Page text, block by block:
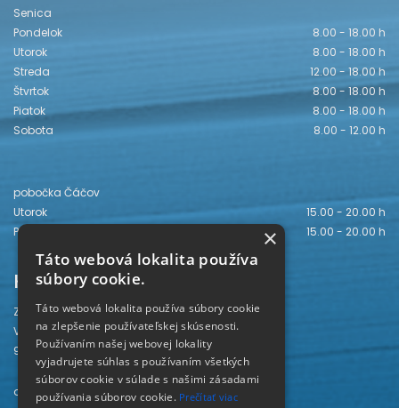
Senica
Pondelok
8.00 - 18.00 h
Utorok
8.00 - 18.00 h
Streda
12.00 - 18.00 h
Štvrtok
8.00 - 18.00 h
Piatok
8.00 - 18.00 h
Sobota
8.00 - 12.00 h
pobočka Čáčov
Utorok
15.00 - 20.00 h
Piatok
15.00 - 20.00 h
Kontakt
Záhorská knižnica
Vajanského 28
905 01 Senica
odd. beletrie 034/654 3780
×
Táto webová lokalita používa
súbory cookie.
Táto webová lokalita používa súbory cookie
na zlepšenie používateľskej skúsenosti.
Používaním našej webovej lokality
vyjadrujete súhlas s používaním všetkých
súborov cookie v súlade s našimi zásadami
používania súborov cookie. Prečítať viac